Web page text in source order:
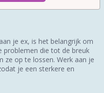
je ex, is het belangrijk om
problemen die tot de breuk
ze op te lossen. Werk aan je
je een sterkere en